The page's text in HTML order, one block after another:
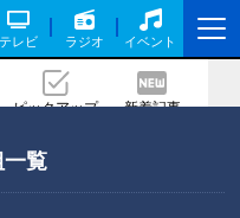
テレビ ラジオ イベント
ピックアップ 新着記事
覧